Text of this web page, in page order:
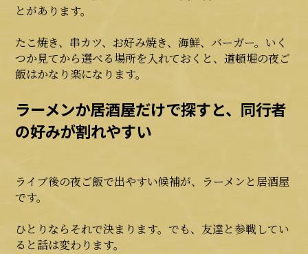
とがあります。
たこ焼き、串カツ、お好み焼き、海鮮、バーガー。いく
つか見てから選べる場所を入れておくと、道頓堀の夜ご
飯はかなり楽になります。
ラーメンか居酒屋だけで探すと、同行者
の好みが割れやすい
ライブ後の夜ご飯で出やすい候補が、ラーメンと居酒屋
です。
ひとりならそれで決まります。でも、友達と参戦してい
ると話は変わります。